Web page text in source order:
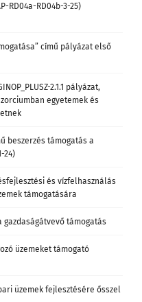
RD04a-RD04b-3-25)
című pályázat első
2.1.1 pályázat,
egyetemek és
beszerzés támogatás a
24)
és vízfelhasználás
támogatására
támogatás
üzemeket támogató
üzemek fejlesztésére ősszel